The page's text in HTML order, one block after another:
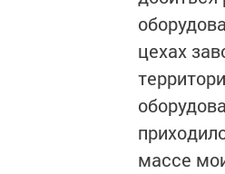
цехах
массе